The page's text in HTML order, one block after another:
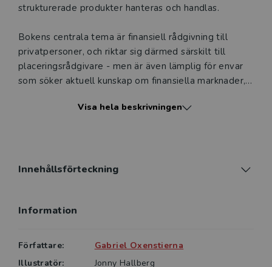
strukturerade produkter hanteras och handlas.
Bokens centrala tema är finansiell rådgivning till
privatpersoner, och riktar sig därmed särskilt till
placeringsrådgivare - men är även lämplig för envar
som söker aktuell kunskap om finansiella marknader,
placeringar. Läsaren ges insikter om alla aspekter på
Boken har genom åren blivit ett standardverk i
regelverket på finansmarknaden. Den täcker de krav
för delområdena Produkter och hantering av kundens
Visa hela beskrivningen
Innehållsförteckning
Information
Författare:
Gabriel Oxenstierna
Illustratör:
Jonny Hallberg